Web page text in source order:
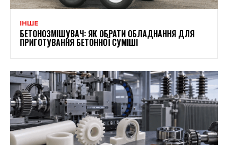
ІНШЕ
БЕТОНОЗМІШУВАЧ: ЯК ОБРАТИ ОБЛАДНАННЯ ДЛЯ
ПРИГОТУВАННЯ БЕТОННОЇ СУМІШІ